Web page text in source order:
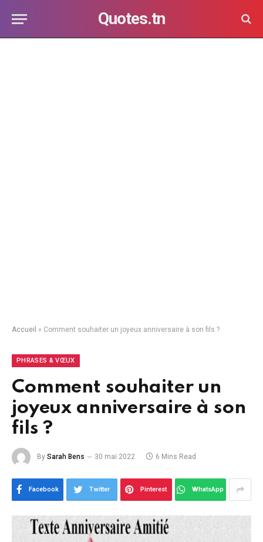
Quotes.tn
Accueil » Comment souhaiter un joyeux anniversaire à son fils ?
PHRASES & VŒUX
Comment souhaiter un
joyeux anniversaire à son
fils ?
By Sarah Bens 30 mai 2022 6 Mins Read
Facebook Twitter Pinterest WhatsApp